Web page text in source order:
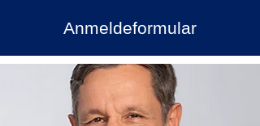
Anmeldeformular